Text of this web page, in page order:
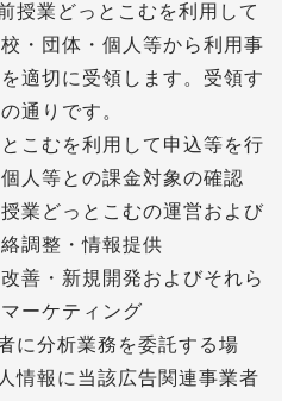
授業どっとこむを利用して
・団体・個人等から利用事
適切に受領します。受領す
通りです。
こむを利用して申込等を行
人等との課金対象の確認
業どっとこむの運営および
調整・情報提供
善・新規開発およびそれら
ーケティング
に分析業務を委託する場
情報に当該広告関連事業者